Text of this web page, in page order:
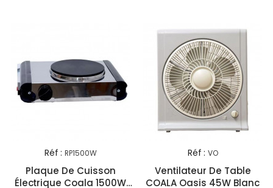
Réf : RP1500W
Plaque De Cuisson
Électrique Coala 1500W
Réf : VO
Ventilateur De Table
COALA Oasis 45W Blanc